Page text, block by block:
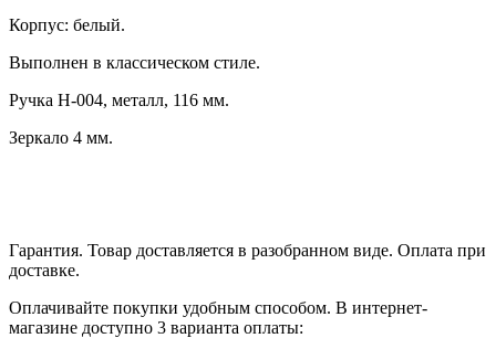
Корпус: белый.
Выполнен в классическом стиле.
Ручка Н-004, металл, 116 мм.
Зеркало 4 мм.
Гарантия. Товар доставляется в разобранном виде. Оплата при
доставке.
Оплачивайте покупки удобным способом. В интернет-
магазине доступно 3 варианта оплаты: